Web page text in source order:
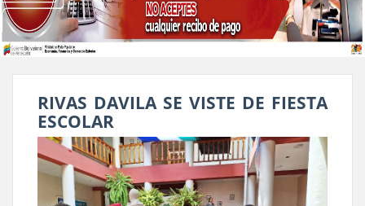
RIVAS DAVILA SE VISTE DE FIESTA
ESCOLAR